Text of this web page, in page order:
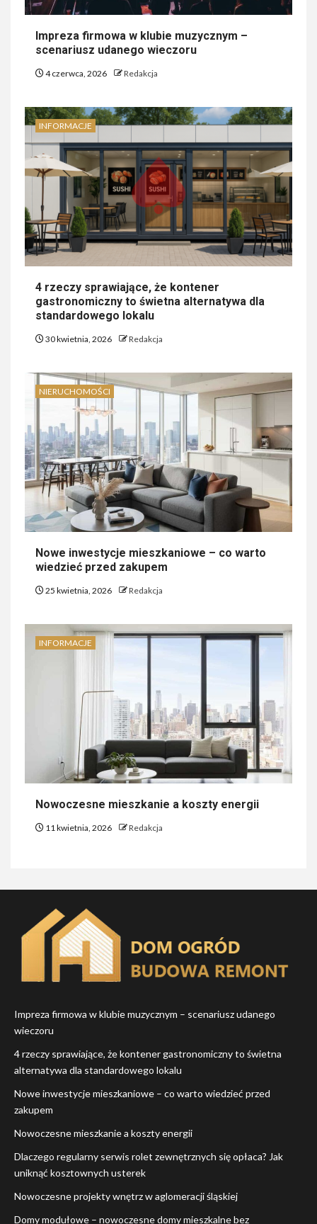
Impreza firmowa w klubie muzycznym –
scenariusz udanego wieczoru
4 czerwca, 2026 Redakcja
INFORMACJE
4 rzeczy sprawiające, że kontener
gastronomiczny to świetna alternatywa dla
standardowego lokalu
30 kwietnia, 2026 Redakcja
NIERUCHOMOŚCI
Nowe inwestycje mieszkaniowe – co warto
wiedzieć przed zakupem
25 kwietnia, 2026 Redakcja
INFORMACJE
Nowoczesne mieszkanie a koszty energii
11 kwietnia, 2026 Redakcja
Impreza firmowa w klubie muzycznym – scenariusz udanego
wieczoru
4 rzeczy sprawiające, że kontener gastronomiczny to świetna
alternatywa dla standardowego lokalu
Nowe inwestycje mieszkaniowe – co warto wiedzieć przed
zakupem
Nowoczesne mieszkanie a koszty energii
Dlaczego regularny serwis rolet zewnętrznych się opłaca? Jak
uniknąć kosztownych usterek
Nowoczesne projekty wnętrz w aglomeracji śląskiej
Domy modułowe – nowoczesne domy mieszkalne bez